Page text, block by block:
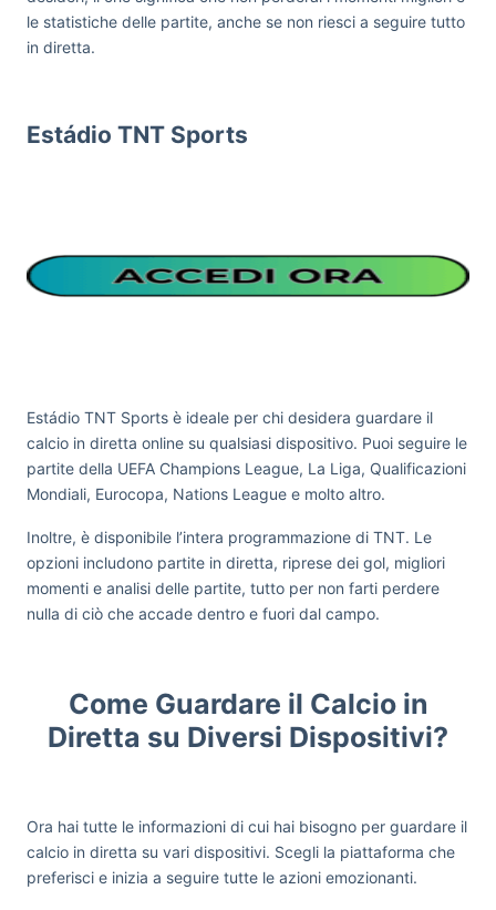
le statistiche delle partite, anche se non riesci a seguire tutto
in diretta.
Estádio TNT Sports
Estádio TNT Sports è ideale per chi desidera guardare il
calcio in diretta online su qualsiasi dispositivo. Puoi seguire le
partite della UEFA Champions League, La Liga, Qualificazioni
Mondiali, Eurocopa, Nations League e molto altro.
Inoltre, è disponibile l’intera programmazione di TNT. Le
opzioni includono partite in diretta, riprese dei gol, migliori
momenti e analisi delle partite, tutto per non farti perdere
nulla di ciò che accade dentro e fuori dal campo.
Come Guardare il Calcio in
Diretta su Diversi Dispositivi?
Ora hai tutte le informazioni di cui hai bisogno per guardare il
calcio in diretta su vari dispositivi. Scegli la piattaforma che
preferisci e inizia a seguire tutte le azioni emozionanti.